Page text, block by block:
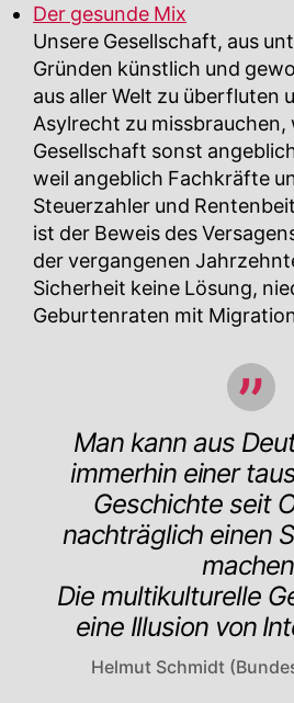
Der gesunde Mix
Unsere Gesellschaft, aus
Gründen künstlich und
aus aller Welt zu überfluten
Asylrecht zu missbrauchen,
Gesellschaft sonst
weil angeblich Fachkräfte
Steuerzahler und
ist der Beweis des
der vergangenen
Sicherheit keine Lösung,
Geburtenraten mit
Man kann aus
immerhin einer
Geschichte seit
nachträglich einen
Die multikulturelle
eine Illusion von
Helmut Schmidt